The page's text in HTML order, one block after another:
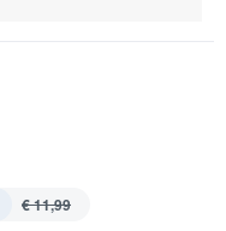
€ 11,99